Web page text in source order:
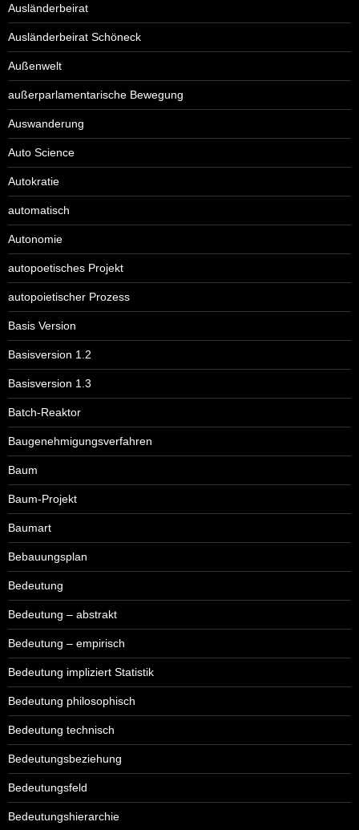
Ausländerbeirat
Ausländerbeirat Schöneck
Außenwelt
außerparlamentarische Bewegung
Auswanderung
Auto Science
Autokratie
automatisch
Autonomie
autopoetisches Projekt
autopoietischer Prozess
Basis Version
Basisversion 1.2
Basisversion 1.3
Batch-Reaktor
Baugenehmigungsverfahren
Baum
Baum-Projekt
Baumart
Bebauungsplan
Bedeutung
Bedeutung – abstrakt
Bedeutung – empirisch
Bedeutung impliziert Statistik
Bedeutung philosophisch
Bedeutung technisch
Bedeutungsbeziehung
Bedeutungsfeld
Bedeutungshierarchie